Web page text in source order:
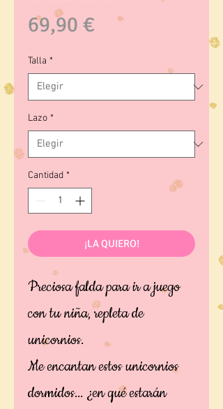
69,90 € Precio
Talla *
Lazo *
Cantidad *
¡LA QUIERO!
Preciosa falda para ir a juego
con tu niña, repleta de
unicornios.
Me encantan estos unicornios
dormidos... ¿en qué estarán